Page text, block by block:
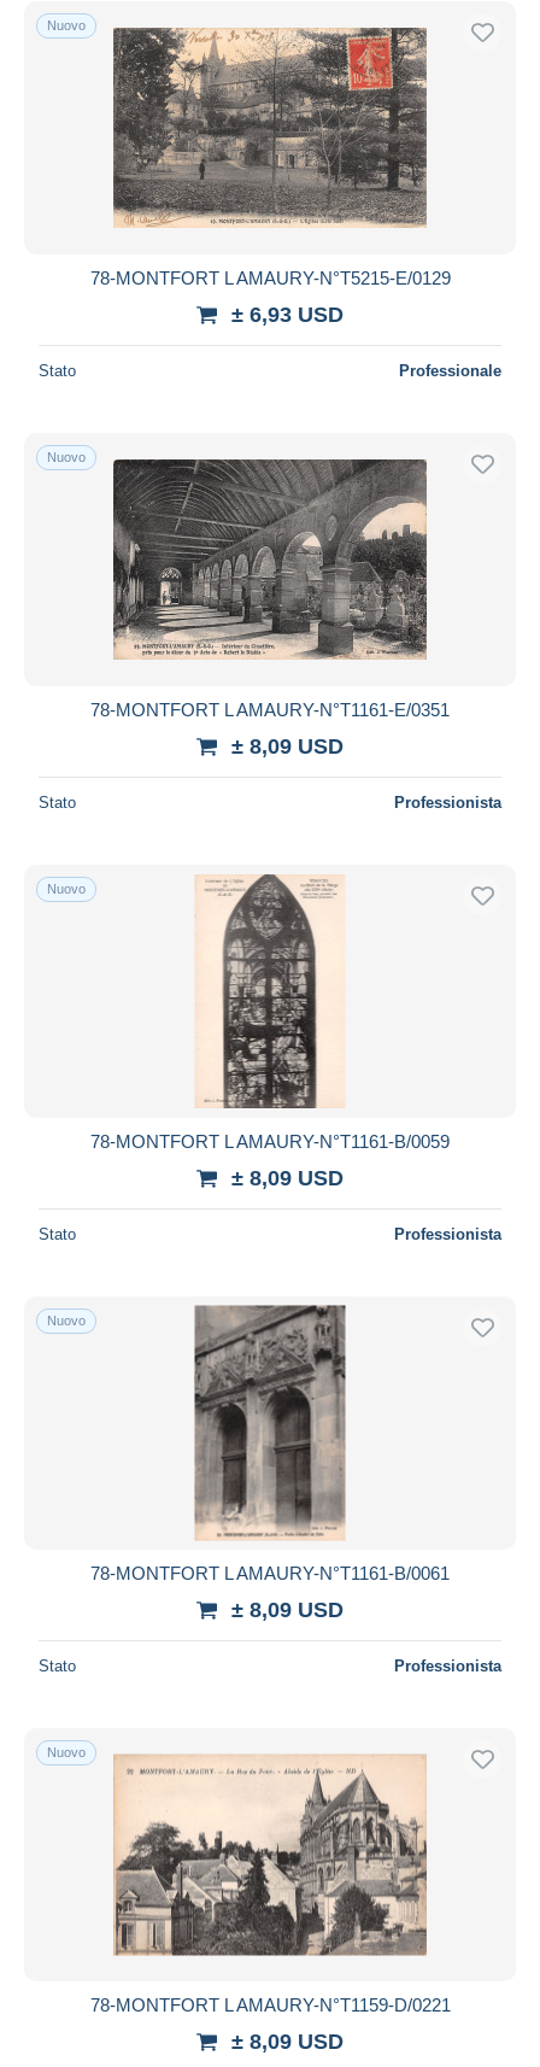
Nuovo
78-MONTFORT L AMAURY-N°T5215-E/0129
± 6,93 USD
Stato Professionale
Nuovo
78-MONTFORT L AMAURY-N°T1161-E/0351
± 8,09 USD
Stato Professionista
Nuovo
78-MONTFORT L AMAURY-N°T1161-B/0059
± 8,09 USD
Stato Professionista
Nuovo
78-MONTFORT L AMAURY-N°T1161-B/0061
± 8,09 USD
Stato Professionista
Nuovo
78-MONTFORT L AMAURY-N°T1159-D/0221
± 8,09 USD